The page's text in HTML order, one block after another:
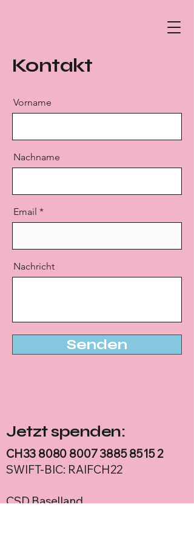
Kontakt
Vorname
Nachname
Email
Nachricht
Senden
Jetzt spenden:
CH33 8080 8007 3885 8515 2
SWIFT-BIC: RAIFCH22
CSD Baselland